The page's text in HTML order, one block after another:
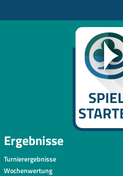
Ergebnisse
Turnierergebnisse
Wochenwertung